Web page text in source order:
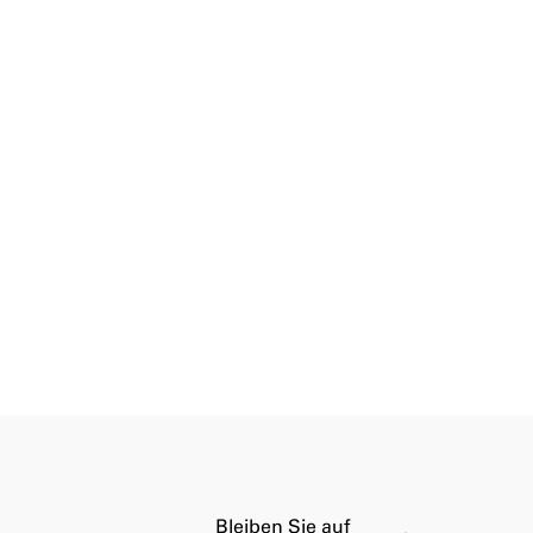
Bleiben Sie auf